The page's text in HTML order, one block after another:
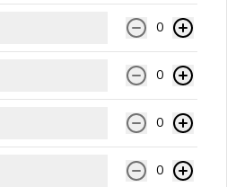
Carne angus, queso cheddar, tocino,
cebolla salteada, pepinillos y salsa
Carne angus, queso cheddar, tocino,
0
0
0
0